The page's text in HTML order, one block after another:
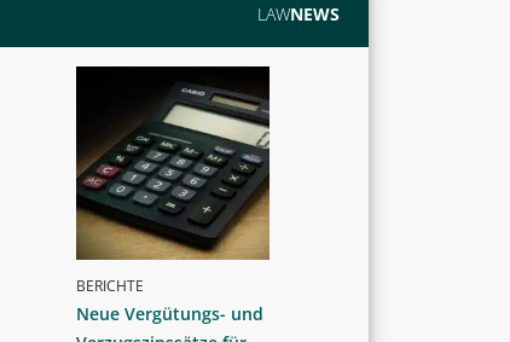
LAWNEWS
BERICHTE
Neue Vergütungs- und